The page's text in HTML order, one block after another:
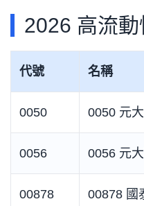
2026 高流
代號 名稱
0050 0050 元
0056 0056 元
00878 00878 國